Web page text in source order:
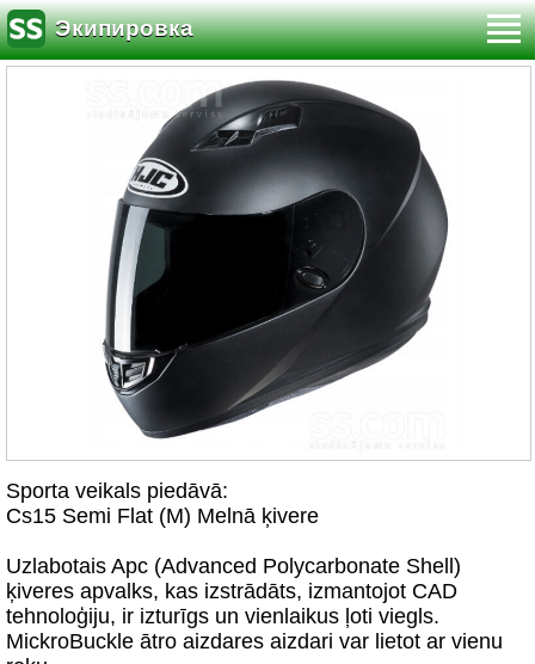
Экипировка
Sporta veikals piedāvā:
Cs15 Semi Flat (M) Melnā ķivere
Uzlabotais Apc (Advanced Polycarbonate Shell)
ķiveres apvalks, kas izstrādāts, izmantojot CAD
tehnoloģiju, ir izturīgs un vienlaikus ļoti viegls.
MickroBuckle ātro aizdares aizdari var lietot ar vienu